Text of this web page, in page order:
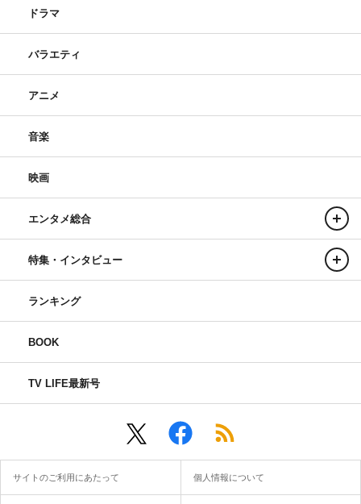
ドラマ
バラエティ
アニメ
音楽
映画
エンタメ総合
特集・インタビュー
ランキング
BOOK
TV LIFE最新号
サイトのご利用にあたって 個人情報について